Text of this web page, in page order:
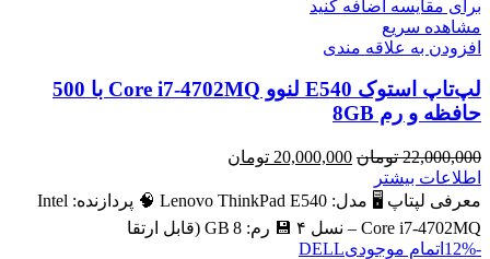
برای مقایسه اضافه کنید
مشاهده سریع
افزودن به علاقه مندی
لپ‌تاپ استوک E540 لنوو Core i7-4702MQ با 500
حافظه و رم 8GB
22,000,000 تومان قیمت
22,000,000 تومان
20,000,000 تومان
20,000,000 تومان
است.
اطلاعات بیشتر
معرفی لپتاپ 🖥️ مدل: Lenovo ThinkPad E540 🧠 پردازنده: Intel
Core i7‑4702MQ – نسل ۴ 💾 رم: 8 GB (قابل ارتقا
-12%
اتمام موجودیDELL